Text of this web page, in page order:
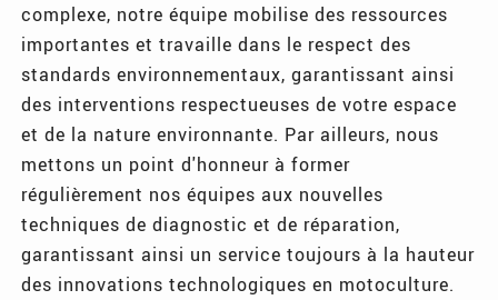
complexe, notre équipe mobilise des ressources
importantes et travaille dans le respect des
standards environnementaux, garantissant ainsi
des interventions respectueuses de votre espace
et de la nature environnante. Par ailleurs, nous
mettons un point d'honneur à former
régulièrement nos équipes aux nouvelles
techniques de diagnostic et de réparation,
garantissant ainsi un service toujours à la hauteur
des innovations technologiques en motoculture.